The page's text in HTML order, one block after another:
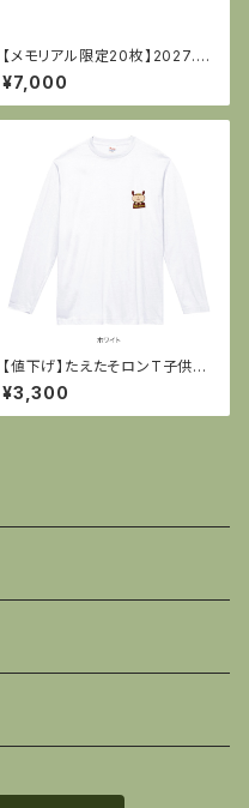
【メモリアル限定20枚】2027.3.
28「夢の向こう側」コンサートチ
ケット
¥7,000
【値下げ】たえたそロンT子供サ
イズ
¥3,300